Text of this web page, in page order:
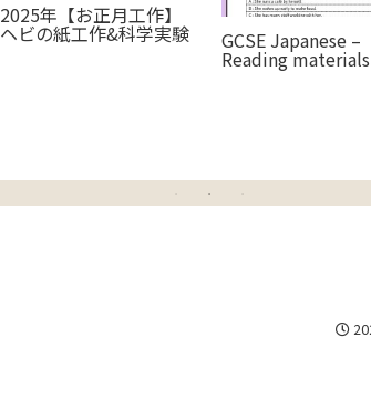
2025年【お正月工作】
ヘビの紙工作&科学実験 GCSE Japanese –
Reading